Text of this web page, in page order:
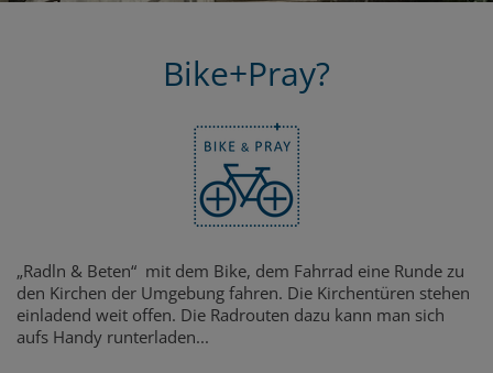
Bike+Pray?
„Radln & Beten“ mit dem Bike, dem Fahrrad eine Runde zu
den Kirchen der Umgebung fahren. Die Kirchentüren stehen
einladend weit offen. Die Radrouten dazu kann man sich
aufs Handy runterladen...